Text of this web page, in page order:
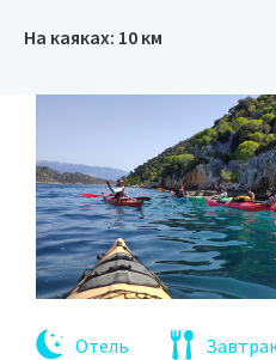
На каяках: 10 км
Отель